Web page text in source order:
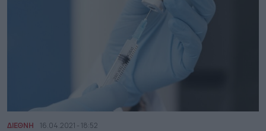
ΔΙΕΘΝΗ 16.04.2021 - 18:52